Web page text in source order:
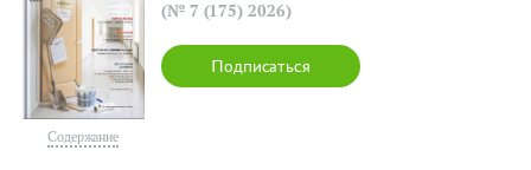
Содержание
Подписаться
(№ 7 (175) 2026)